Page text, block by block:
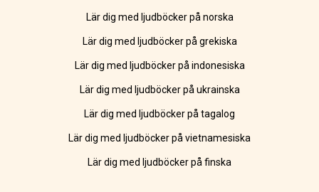
Lär dig med ljudböcker på norska
Lär dig med ljudböcker på grekiska
Lär dig med ljudböcker på indonesiska
Lär dig med ljudböcker på ukrainska
Lär dig med ljudböcker på tagalog
Lär dig med ljudböcker på vietnamesiska
Lär dig med ljudböcker på finska